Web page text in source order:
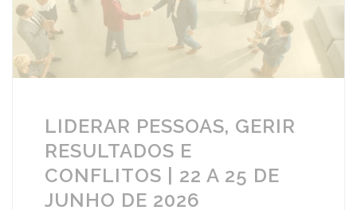
LIDERAR PESSOAS, GERIR
RESULTADOS E
CONFLITOS | 22 A 25 DE
JUNHO DE 2026